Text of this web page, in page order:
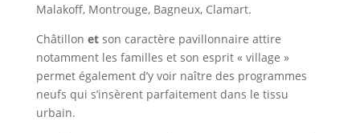
Malakoff, Montrouge, Bagneux, Clamart.
Châtillon et son caractère pavillonnaire attire
notamment les familles et son esprit « village »
permet également d’y voir naître des programmes
neufs qui s’insèrent parfaitement dans le tissu
urbain.